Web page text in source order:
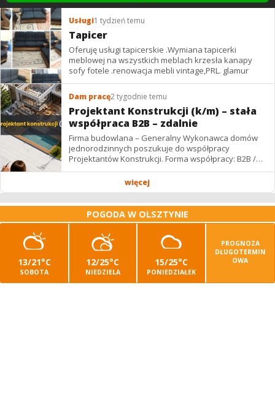
Usługi1 tydzień temu
Tapicer
Oferuję usługi tapicerskie .Wymiana tapicerki
meblowej na wszystkich meblach krzesła kanapy
sofy fotele .renowacja mebli vintage,PRL. glamur
Dam pracę2 tygodnie temu
Projektant Konstrukcji (k/m) – stała
współpraca B2B – zdalnie
Firma budowlana – Generalny Wykonawca domów
jednorodzinnych poszukuje do współpracy
Projektantów Konstrukcji. Forma współpracy: B2B /
podwykonawstwo – zdalnie. Wynagrodzenie: ✔
więcej
POGODA W OLSZTYNIE
13/21°C
SOBOTA
12/25°C
NIEDZIELA
15/25°C
PONIEDZIAŁEK
PROGNOZA
DŁUGOTERMIN
OWA